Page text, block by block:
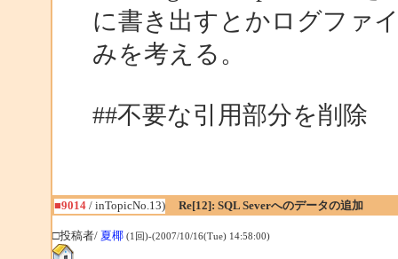
に書き出すとかログファ
みを考える。
##不要な引用部分を削除
■9014/ inTopicNo.13) Re[12]: SQL Severへのデータの追加
□投稿者/ 夏椰 (1回)-(2007/10/16(Tue) 14:58:00)